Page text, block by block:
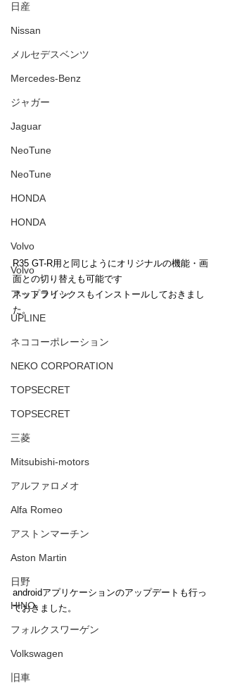
日産
Nissan
メルセデスベンツ
Mercedes-Benz
ジャガー
Jaguar
NeoTune
NeoTune
HONDA
HONDA
Volvo
Volvo
アップライン
UPLINE
ネココーポレーション
NEKO CORPORATION
TOPSECRET
TOPSECRET
三菱
Mitsubishi-motors
アルファロメオ
Alfa Romeo
アストンマーチン
Aston Martin
日野
HINO
フォルクスワーゲン
Volkswagen
旧車
R35 GT-R用と同じようにオリジナルの機能・画
面との切り替えも可能です
ネットフリックスもインストールしておきまし
た。
androidアプリケーションのアップデートも行っ
ておきました。